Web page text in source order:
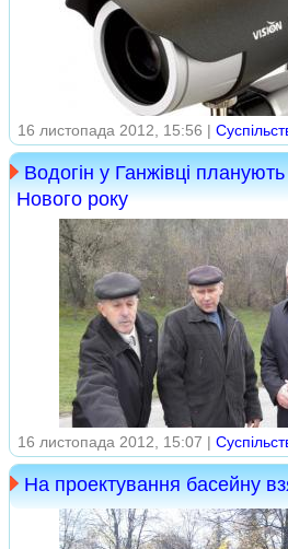
16 листопада 2012, 15:56 |
Водогін у Ганжівці
Нового року
16 листопада 2012, 15:07 |
На проектування басейну